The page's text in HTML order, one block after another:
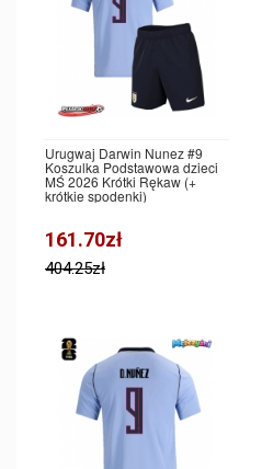
Urugwaj Darwin Nunez #9
Koszulka Podstawowa dzieci
MŚ 2026 Krótki Rękaw (+
krótkie spodenki)
161.70zł
404.25zł